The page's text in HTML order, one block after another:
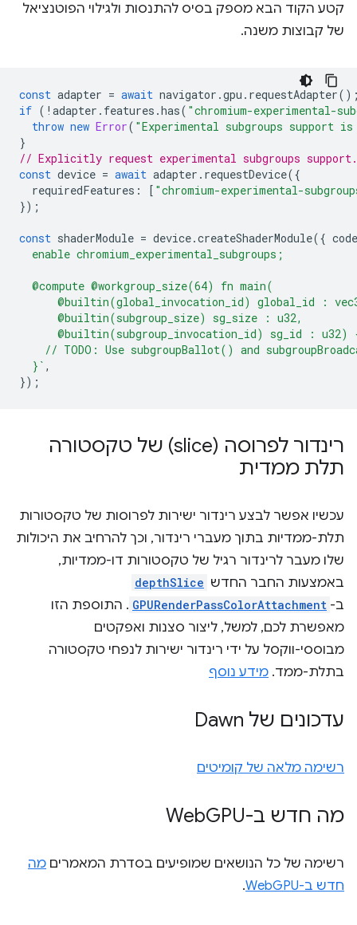
קטע הקוד הבא מספק בסיס להתנסות ולגילוי הפוטנציאל
של קבוצות משנה.
const adapter = await navigator .gpu . requestAdapter
if ( ! adapter . features .has( "chromium-experimental-
throw new Error( "Experimental subgroups support
}
// Explicitly request experimental subgroups support.
const device = await adapter . requestDevice({
requiredFeatures : [ "chromium-experimental-
});
const shaderModule = device.createShaderModule({ code
  enable chromium_experimental_subgroups;
  @compute @workgroup_size(64) fn main(
@builtin(global_invocation_id) global_id :
      @builtin(subgroup_size) sg_size : u32,
@builtin(subgroup_invocation_id) sg_id : u32)
// TODO: Use subgroupBallot() and
  }`
,
});
רינדור לפרוסה (slice) של טקסטורה
תלת ממדית
עכשיו אפשר לבצע רינדור ישירות לפרוסות של טקסטורות
תלת-ממדיות בתוך מעברי רינדור, וכך להרחיב את היכולות
שלו מעבר לרינדור רגיל של טקסטורות דו-ממדיות,
באמצעות החבר החדש depthSlice
ב- GPURenderPassColorAttachment . התוספת הזו
מאפשרת לכם, למשל, ליצור סצנות ואפקטים
מבוססי-ווקסל על ידי רינדור ישירות לנפחי טקסטורה
בתלת-ממד. מידע נוסף
עדכונים של Dawn
רשימה מלאה של קומיטים
מה חדש ב-WebGPU
רשימה של כל הנושאים שמופיעים בסדרת המאמרים מה
חדש ב-WebGPU
.